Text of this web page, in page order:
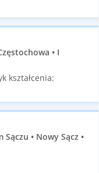
• I
kształcenia:
• Nowy Sącz •